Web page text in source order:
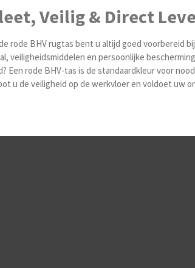
Veilig & Direct
rode BHV rugtas bent u altijd goed voorbereid
veiligheidsmiddelen en persoonlijke
Een rode BHV-tas is de standaardkleur voor
u de veiligheid op de werkvloer en voldoet uw